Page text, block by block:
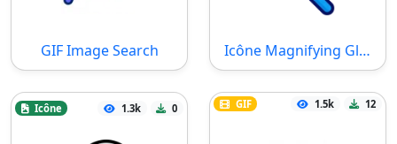
GIF Image Search Icône Magnifying Glass
Icône 1.3k 0 GIF 1.5k 12